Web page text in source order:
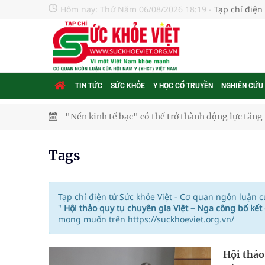
Hôm nay: Thứ Năm 06/08/2026 18:19 - Tạp chí điện
TIN TỨC SỨC KHỎE Y HỌC CỔ TRUYỀN NGHIÊN CỨU
"Nền kinh tế bạc" có thể trở thành động lực
Không chỉ cắt tóc, Đông Tây Barbershop dành
Bệnh viện không được thu thêm tiền của người
cầu
Tags
Tạp chí điện tử Sức khỏe Việt - Cơ quan ngôn luận
" Hội thảo quy tụ chuyên gia Việt – Nga công bố
mong muốn trên https://suckhoeviet.org.vn/
Hội